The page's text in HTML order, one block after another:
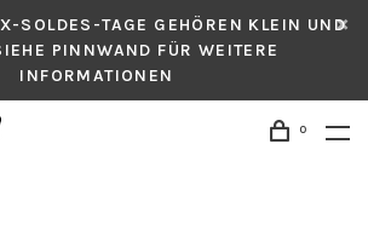
SOLDES-TAGE GEHÖREN KLEIN UND
PINNWAND FÜR WEITERE
INFORMATIONEN
0